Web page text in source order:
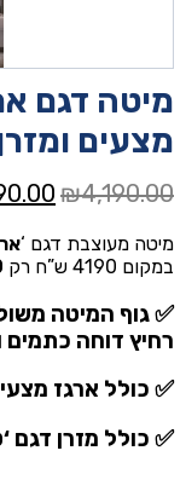
מיטה דגם
מצעים
₪4,190.00
היה:
מיטה מעוצבת דגם ‘
במקום 4190 ש”ח רק
רחיץ דוחה כתמים
✅ כולל ארגז
✅ כולל מזרן דגם